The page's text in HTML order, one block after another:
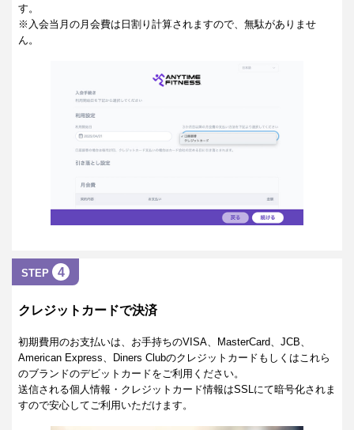
す。
※入会当月の月会費は日割り計算されますので、無駄がありませ
ん。
STEP 4
クレジットカードで決済
初期費用のお支払いは、お手持ちのVISA、MasterCard、JCB、
American Express、Diners Clubのクレジットカードもしくはこれら
のブランドのデビットカードをご利用ください。
送信される個人情報・クレジットカード情報はSSLにて暗号化されま
すので安心してご利用いただけます。